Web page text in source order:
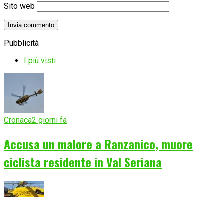
Sito web
Pubblicità
I più visti
Cronaca2 giorni fa
Accusa un malore a Ranzanico, muore
ciclista residente in Val Seriana